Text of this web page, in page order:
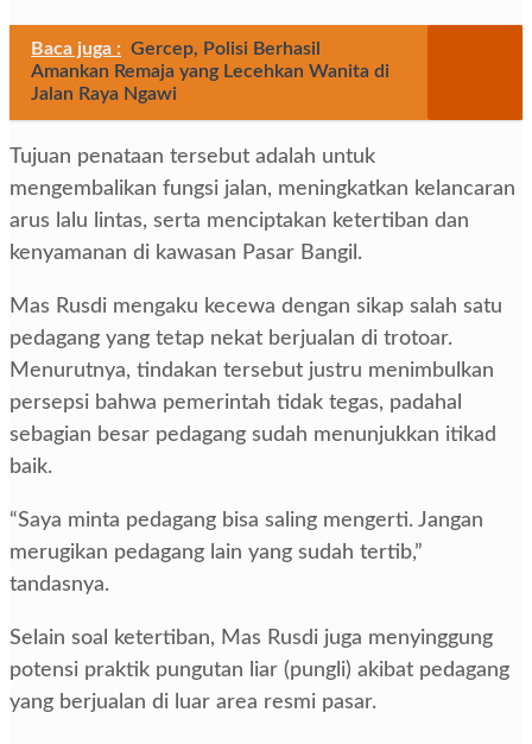
Baca juga : Gercep, Polisi Berhasil
Amankan Remaja yang Lecehkan Wanita di
Jalan Raya Ngawi
Tujuan penataan tersebut adalah untuk
mengembalikan fungsi jalan, meningkatkan kelancaran
arus lalu lintas, serta menciptakan ketertiban dan
kenyamanan di kawasan Pasar Bangil.
Mas Rusdi mengaku kecewa dengan sikap salah satu
pedagang yang tetap nekat berjualan di trotoar.
Menurutnya, tindakan tersebut justru menimbulkan
persepsi bahwa pemerintah tidak tegas, padahal
sebagian besar pedagang sudah menunjukkan itikad
baik.
“Saya minta pedagang bisa saling mengerti. Jangan
merugikan pedagang lain yang sudah tertib,”
tandasnya.
Selain soal ketertiban, Mas Rusdi juga menyinggung
potensi praktik pungutan liar (pungli) akibat pedagang
yang berjualan di luar area resmi pasar.